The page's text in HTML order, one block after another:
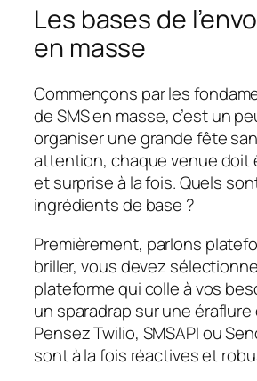
Les bases de
en masse
Commençons par les
de SMS en masse, c’est un
organiser une grande fête
attention, chaque venue doit
et surprise à la fois. Quels
ingrédients de base ?
Premièrement, parlons
briller, vous devez
plateforme qui colle à vos
un sparadrap sur une éraflure
Pensez Twilio, SMSAPI ou
sont à la fois réactives et